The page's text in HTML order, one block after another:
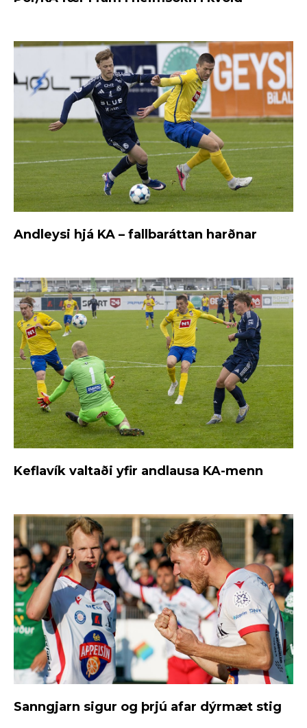
Andleysi hjá KA – fallbaráttan harðnar
Keflavík valtaði yfir andlausa KA-menn
Sanngjarn sigur og þrjú afar dýrmæt stig